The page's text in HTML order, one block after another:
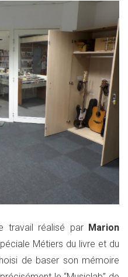
travail réalisé par Marion
Métiers du livre et du
de baser son mémoire